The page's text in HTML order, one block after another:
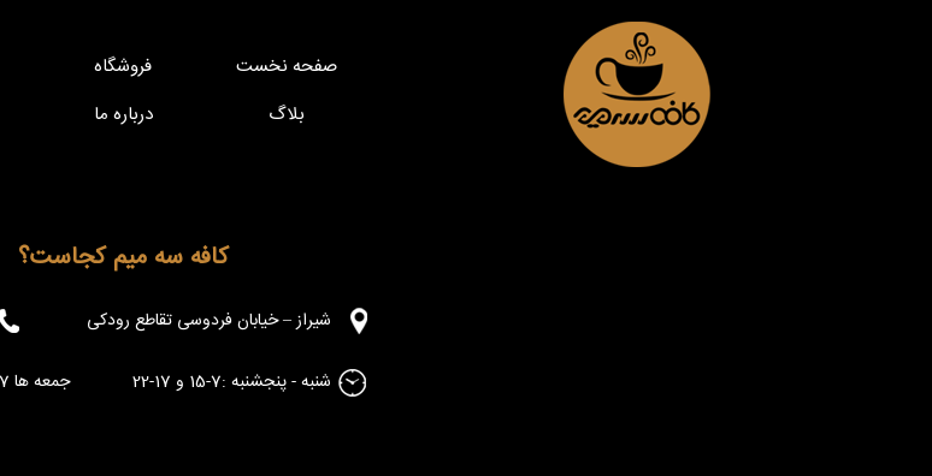
صفحه نخست فروشگاه
بلاگ
درباره ما
کافه سه میم کجاست؟
شیراز – خیابان فردوسی تقاطع رودکی
شنبه - پنجشنبه :7-15 و 17-22 جمعه ها 7-13